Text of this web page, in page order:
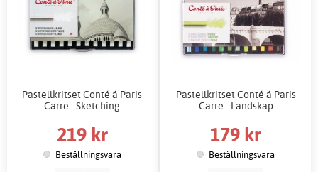
Pastellkritset Conté á Paris
Carre - Sketching
219 kr
Beställningsvara
Pastellkritset Conté á Paris
Carre - Landskap
179 kr
Beställningsvara